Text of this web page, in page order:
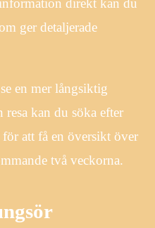
ger detaljerade
en mer långsiktig
kan du söka efter
att få en översikt över
två veckorna.